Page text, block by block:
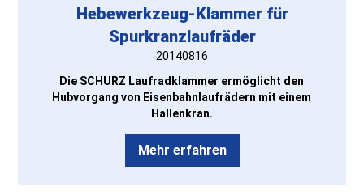
Hebewerkzeug-Klammer für
Spurkranzlaufräder
20140816
Die SCHURZ Laufradklammer ermöglicht den
Hubvorgang von Eisenbahnlaufrädern mit einem
Hallenkran.
Mehr erfahren